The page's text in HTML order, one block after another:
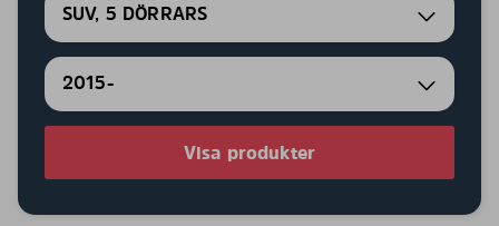
SUV, 5 DÖRRARS
2015-
Visa produkter